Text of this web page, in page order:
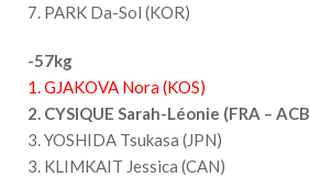
7. PARK Da-Sol (KOR)
-57kg
1. GJAKOVA Nora (KOS)
2. CYSIQUE Sarah-Léonie (FRA –
3. YOSHIDA Tsukasa (JPN)
3. KLIMKAIT Jessica (CAN)